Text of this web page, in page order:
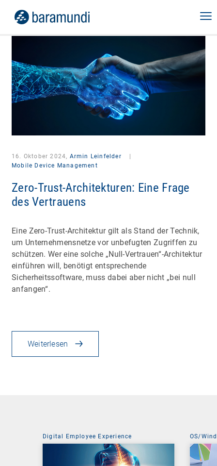
16. Oktober 2024, Armin Leinfelder
Mobile Device Management
Zero-Trust-Architekturen: Eine Frage
des Vertrauens
Eine Zero-Trust-Architektur gilt als Stand der Technik,
um Unternehmensnetze vor unbefugten Zugriffen zu
schützen. Wer eine solche „Null-Vertrauen“-Architektur
einführen will, benötigt entsprechende
Sicherheitssoftware, muss dabei aber nicht „bei null
anfangen“.
Weiterlesen
Digital Employee Experience OS/